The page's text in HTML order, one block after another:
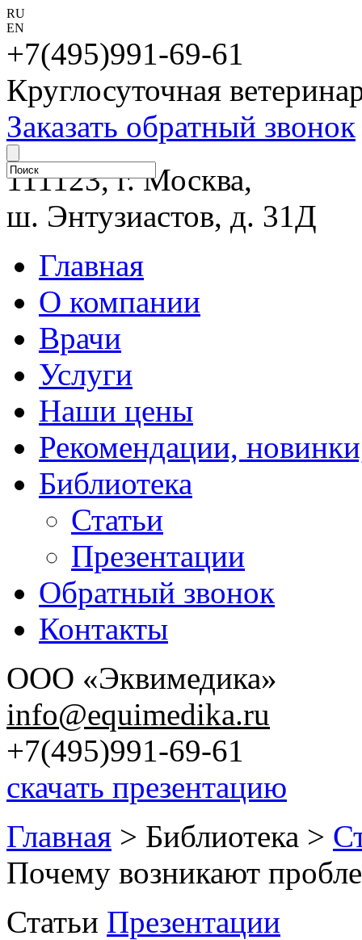
RU
EN
+7(495)991-69-61
Круглосуточная
Заказать обратный звонок
111123, г. Москва,
ш. Энтузиастов, д. 31Д
Главная
О компании
Врачи
Услуги
Наши цены
Рекомендации,
Библиотека
Статьи
Презентации
Обратный звонок
Контакты
ООО «Эквимедика»
info@equimedika.ru
+7(495)991-69-61
скачать презентацию
Главная > Библиотека >
Почему возникают
Статьи Презентации